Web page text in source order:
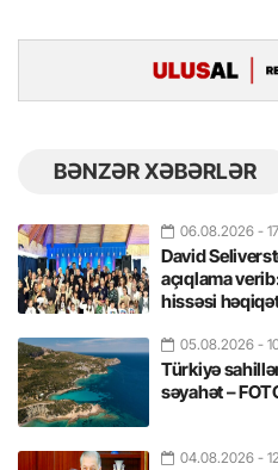
BƏNZƏR XƏBƏRLƏR
06.08.2026 -
David
açıqlama
hissəsi
05.08.2026 -
Türkiyə
səyahət –
04.08.2026 -